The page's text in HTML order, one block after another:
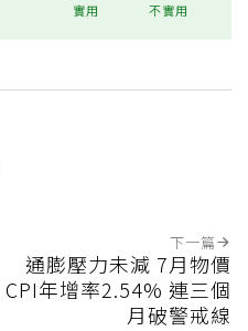
實用 不實用
下一篇
通膨壓力未減 7月物價
CPI年增率2.54% 連三個
月破警戒線